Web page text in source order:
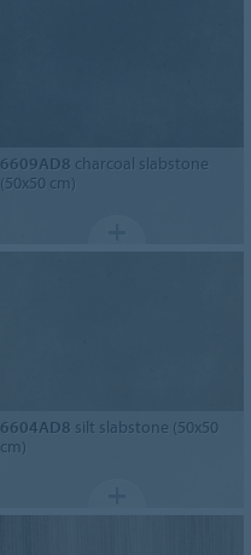
6609AD8 charcoal slabstone
(50x50 cm)
6604AD8 silt slabstone (50x50
cm)